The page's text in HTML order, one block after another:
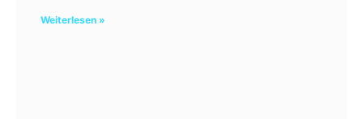
Weiterlesen »